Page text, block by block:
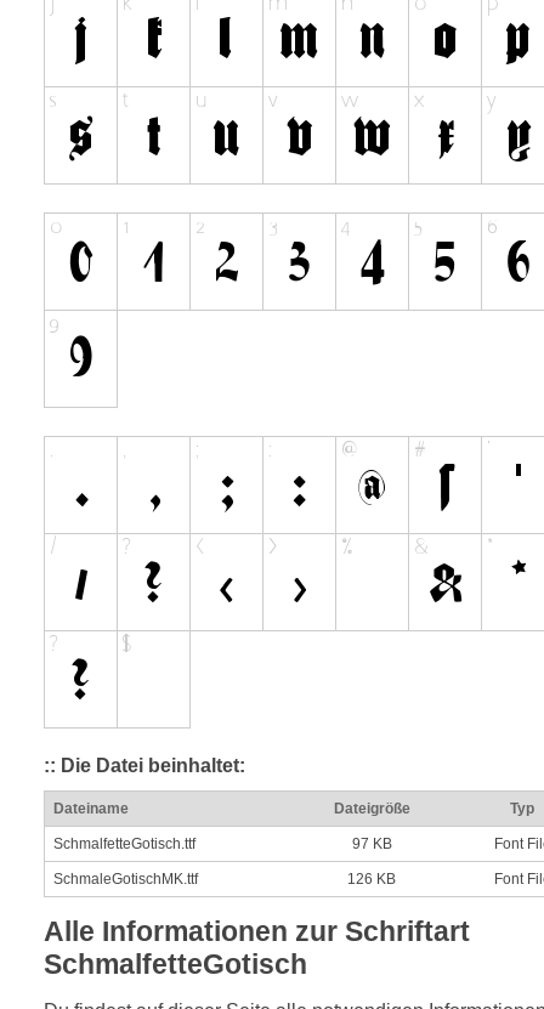
:: Die Datei beinhaltet:
Dateiname Dateigröße Typ
SchmalfetteGotisch.ttf 97 KB Font
SchmaleGotischMK.ttf 126 KB Font
Alle Informationen zur Schriftart
SchmalfetteGotisch